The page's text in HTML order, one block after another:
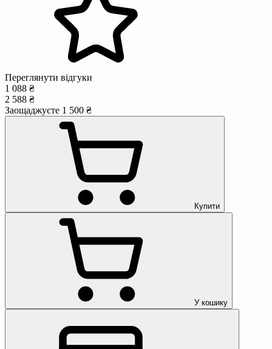
Переглянути відгуки
1 088 ₴
2 588 ₴
Заощаджуєте 1 500 ₴
Купити
У кошику